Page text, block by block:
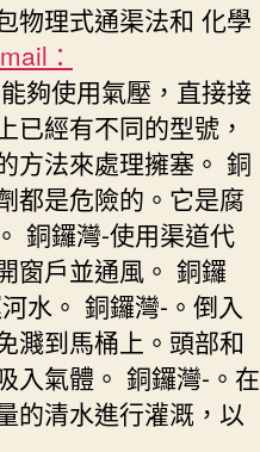
物理式通渠法和 化學
：
夠使用氣壓，直接接
已經有不同的型號，
方法來處理擁塞。 銅
都是危險的。它是腐
銅鑼灣-使用渠道代
窗戶並通風。 銅鑼
水。 銅鑼灣-。倒入
濺到馬桶上。頭部和
入氣體。 銅鑼灣-。在
的清水進行灌溉，以